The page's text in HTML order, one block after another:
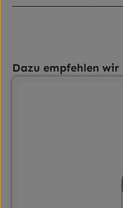
Produktgalerie überspringen
Dazu empfehlen wir